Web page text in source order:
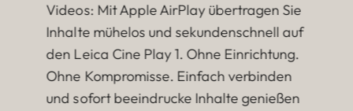
Videos: Mit Apple AirPlay übertragen Sie
Inhalte mühelos und sekundenschnell auf
den Leica Cine Play 1. Ohne Einrichtung.
Ohne Kompromisse. Einfach verbinden
und sofort beeindrucke Inhalte genießen